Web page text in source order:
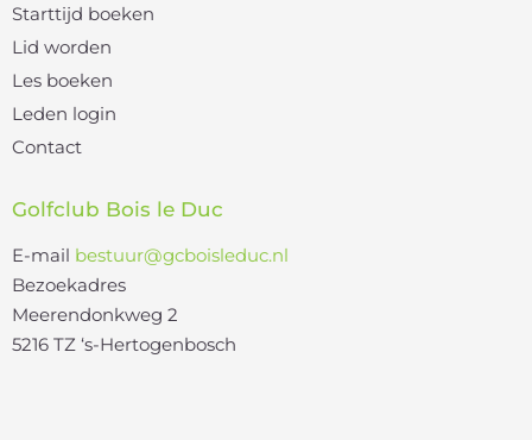
Starttijd boeken
Lid worden
Les boeken
Leden login
Contact
Golfclub Bois le Duc
E-mail bestuur@gcboisleduc.nl
Bezoekadres
Meerendonkweg 2
5216 TZ ‘s-Hertogenbosch